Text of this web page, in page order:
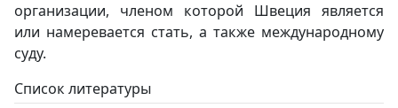
организации, членом которой Швеция является
или намеревается стать, а также международному
суду.
Список литературы